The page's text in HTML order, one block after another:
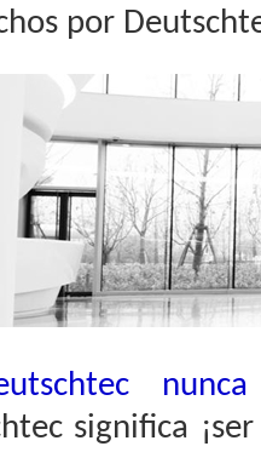
por
significa